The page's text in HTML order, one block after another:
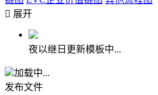
 展开
夜以继日更新模板中...
加载中...
发布文件